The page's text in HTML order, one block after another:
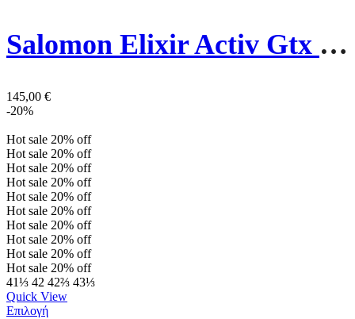
Salomon Elixir Activ Gtx Ανδρικό Παπούτσι 474561 Μαύρο
145,00 €
-20%
Hot sale 20% off
Hot sale 20% off
Hot sale 20% off
Hot sale 20% off
Hot sale 20% off
Hot sale 20% off
Hot sale 20% off
Hot sale 20% off
Hot sale 20% off
Hot sale 20% off
41⅓ 42 42⅔ 43⅓
Quick View
Επιλογή